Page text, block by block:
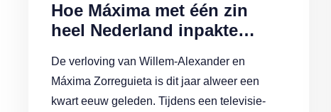
Hoe Máxima met één zin
heel Nederland inpakte…
De verloving van Willem-Alexander en
Máxima Zorreguieta is dit jaar alweer een
kwart eeuw geleden. Tijdens een televisie-